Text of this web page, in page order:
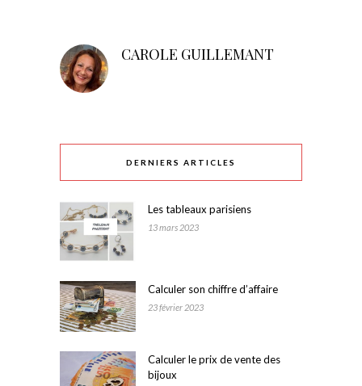
CAROLE GUILLEMANT
DERNIERS ARTICLES
Les tableaux parisiens
13 mars 2023
Calculer son chiffre d’affaire
23 février 2023
Calculer le prix de vente des
bijoux